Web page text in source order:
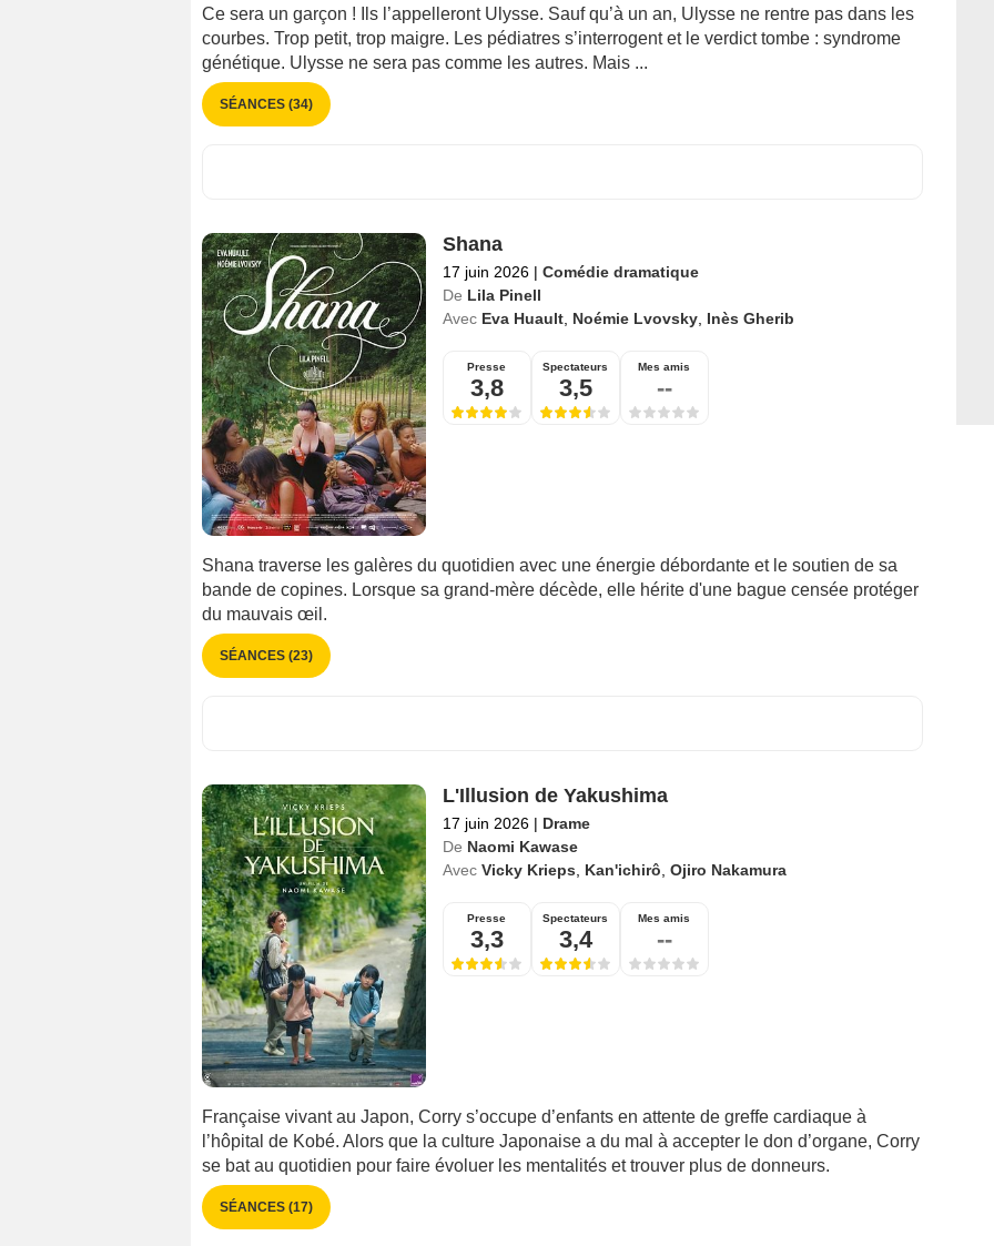
Ce sera un garçon ! Ils l’appelleront Ulysse. Sauf qu’à un an, Ulysse ne rentre pas dans les
courbes. Trop petit, trop maigre. Les pédiatres s’interrogent et le verdict tombe : syndrome
génétique. Ulysse ne sera pas comme les autres. Mais ...
SÉANCES (34)
Shana
17 juin 2026 | Comédie dramatique
De Lila Pinell
Avec Eva Huault, Noémie Lvovsky, Inès Gherib
Presse
3,8
Spectateurs
3,5
Mes amis
--
Shana traverse les galères du quotidien avec une énergie débordante et le soutien de sa
bande de copines. Lorsque sa grand-mère décède, elle hérite d'une bague censée protéger
du mauvais œil.
SÉANCES (23)
L'Illusion de Yakushima
17 juin 2026 | Drame
De Naomi Kawase
Avec Vicky Krieps Kan'ichirô Ojiro Nakamura
Presse
3,3
Spectateurs
3,4
Mes amis
--
Française vivant au Japon, Corry s’occupe d’enfants en attente de greffe cardiaque à
l’hôpital de Kobé. Alors que la culture Japonaise a du mal à accepter le don d’organe, Corry
se bat au quotidien pour faire évoluer les mentalités et trouver plus de donneurs.
SÉANCES (17)